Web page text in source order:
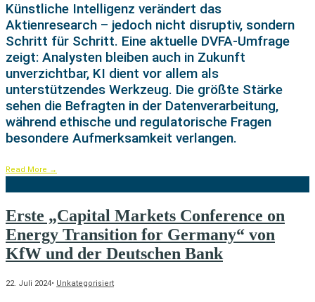
Künstliche Intelligenz verändert das
Aktienresearch – jedoch nicht disruptiv, sondern
Schritt für Schritt. Eine aktuelle DVFA-Umfrage
zeigt: Analysten bleiben auch in Zukunft
unverzichtbar, KI dient vor allem als
unterstützendes Werkzeug. Die größte Stärke
sehen die Befragten in der Datenverarbeitung,
während ethische und regulatorische Fragen
besondere Aufmerksamkeit verlangen.
Read More →
Erste „Capital Markets Conference on
Energy Transition for Germany“ von
KfW und der Deutschen Bank
22. Juli 2024• Unkategorisiert